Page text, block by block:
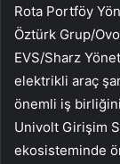
Rota Portföy
Öztürk Grup/
EVS/Sharz
elektrikli araç
önemli iş
Univolt Girişim
ekosisteminde